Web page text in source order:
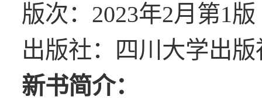
版次：2023年2月第1版
出版社：四川大学出版
新书简介：